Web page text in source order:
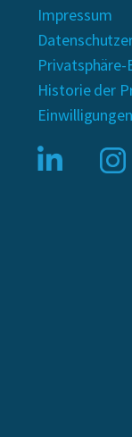
Impressum
Privatsphäre-
Historie der